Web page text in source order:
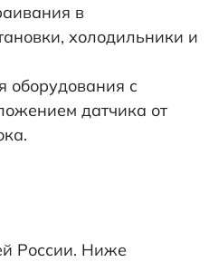
в
холодильники и
оборудования с
датчика от
России. Ниже